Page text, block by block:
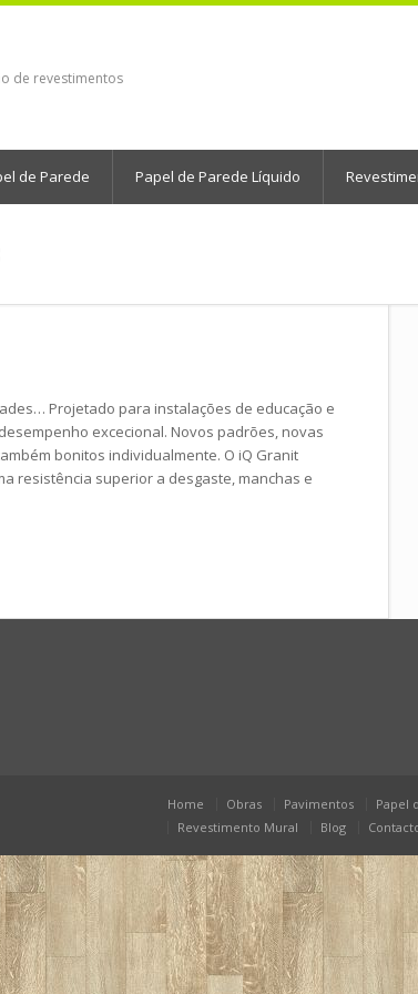
de revestimentos
de Parede Papel de Parede Líquido
Projetado para instalações de educação e
excecional. Novos padrões, novas
bonitos individualmente. O iQ Granit
resistência superior a desgaste, manchas e
Home Obras Pavimentos Papel
Revestimento Mural
Blog